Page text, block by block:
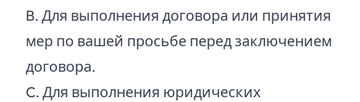
B. Для выполнения договора или принятия
мер по вашей просьбе перед заключением
договора.
C. Для выполнения юридических